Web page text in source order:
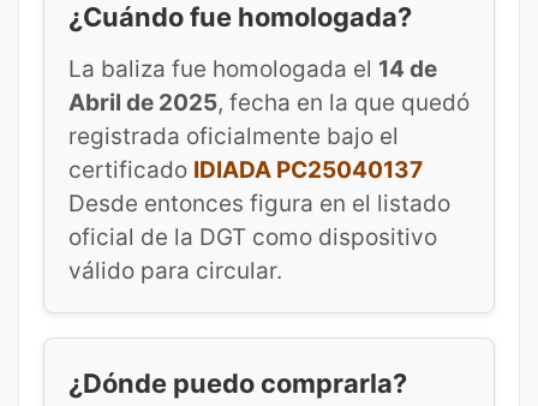
¿Cuándo fue homologada?
La baliza fue homologada el 14 de
Abril de 2025, fecha en la que quedó
registrada oficialmente bajo el
certificado IDIADA PC25040137
Desde entonces figura en el listado
oficial de la DGT como dispositivo
válido para circular.
¿Dónde puedo comprarla?